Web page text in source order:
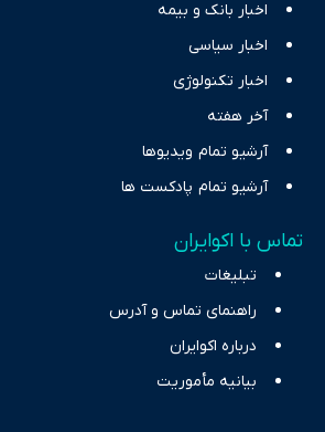
اخبار بانک و بیمه
اخبار سیاسی
اخبار تکنولوژی
آخر هفته
آرشیو تمام ویدیوها
آرشیو تمام پادکست ها
تماس با اکوایران
تبلیغات
راهنمای تماس و آدرس
درباره اکوایران
بیانیه مأموریت